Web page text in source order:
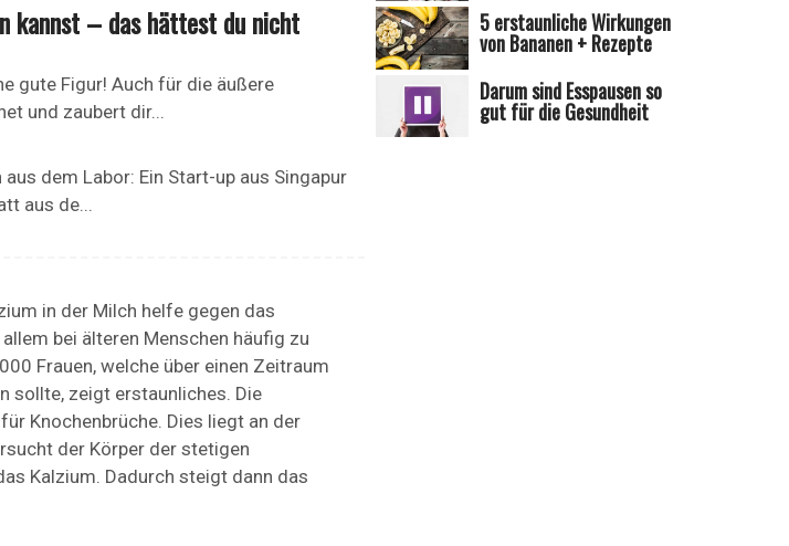
kannst – das hättest du nicht
gute Figur! Auch für die äußere
und zaubert dir...
dem Labor: Ein Start-up aus Singapur
aus de...
in der Milch helfe gegen das
bei älteren Menschen häufig zu
Frauen, welche über einen Zeitraum
sollte, zeigt erstaunliches. Die
Knochenbrüche. Dies liegt an der
der Körper der stetigen
Kalzium. Dadurch steigt dann das
5 erstaunliche Wirkungen
von Bananen + Rezepte
Darum sind Esspausen so
gut für die Gesundheit